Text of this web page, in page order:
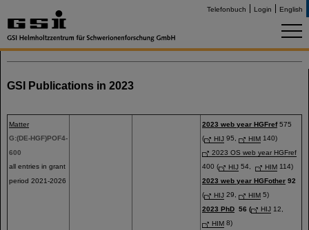
Telefonbuch Login English
GSI Publications in 2023
Matter
G:(DE-HGF)POF4-
600
all entries in grant
period 2021-2026
2023 web year HGFref575
(
HIJ 95, HIM 140)
2023 OS web year HGFref
400 (
HIJ 54, HIM 114)
2023 web year HGFother 92
(
HIJ 29, HIM 5)
2023 PhD 56 ( HIJ 12,
HIM 8)